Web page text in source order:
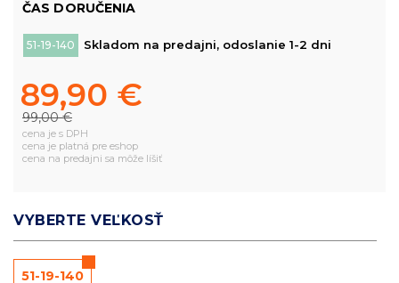
ČAS DORUČENIA
51-19-140 Skladom na predajni, odoslanie 1-2 dni
89,90 €
99,00 €
cena je s DPH
cena je platná pre eshop
cena na predajni sa môže líšiť
VYBERTE VEĽKOSŤ
51-19-140